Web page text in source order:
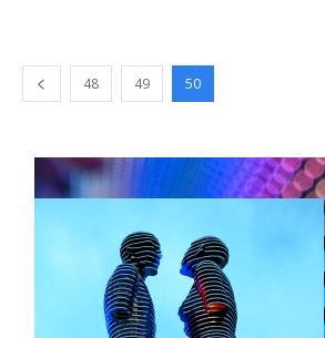
48 49 50